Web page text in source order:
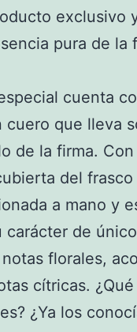
exclusivo
pura de la
cuenta
que lleva
de la firma.
del
a mano y
carácter de
florales,
cítricas.
¿Ya los